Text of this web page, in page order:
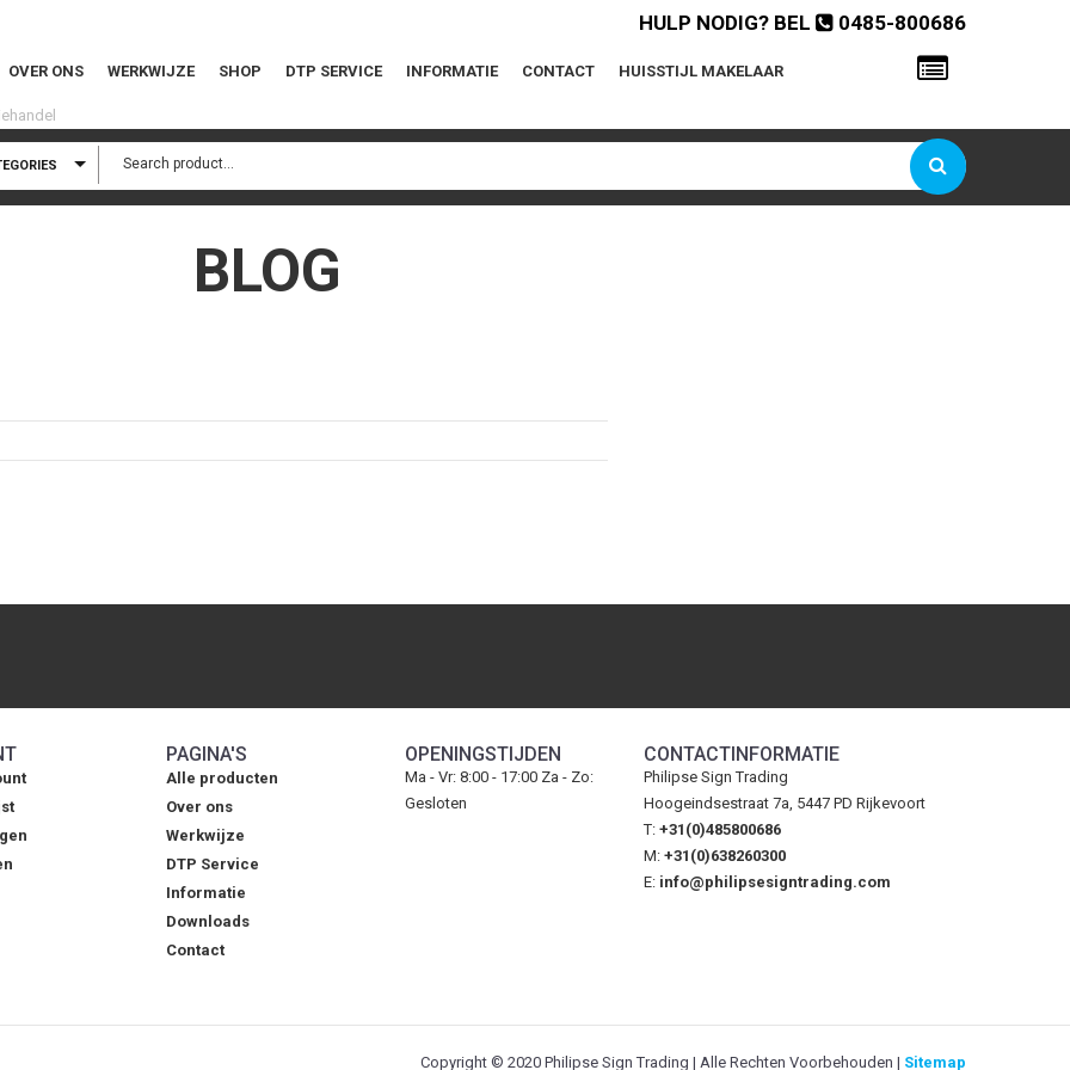
HULP NODIG? BEL 0485-800686
OVER ONS WERKWIJZE SHOP DTP SERVICE INFORMATIE CONTACT HUISSTIJL MAKELAAR
Gebruikersnaam of e-mailadres
BLOG
PAGINA'S
Alle producten
Over ons
Werkwijze
DTP Service
Informatie
Downloads
Contact
OPENINGSTIJDEN
Ma - Vr: 8:00 - 17:00 Za - Zo:
Gesloten
CONTACTINFORMATIE
Philipse Sign Trading
Hoogeindsestraat 7a, 5447 PD Rijkevoort
T: +31(0)485800686
M: +31(0)638260300
E: info@philipsesigntrading.com
Copyright © 2020 Philipse Sign Trading | Alle Rechten Voorbehouden | Sitemap